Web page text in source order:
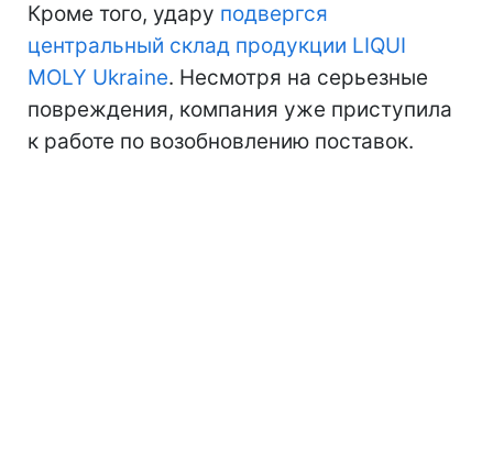
Кроме того, удару подвергся
центральный склад продукции LIQUI
MOLY Ukraine. Несмотря на серьезные
повреждения, компания уже приступила
к работе по возобновлению поставок.